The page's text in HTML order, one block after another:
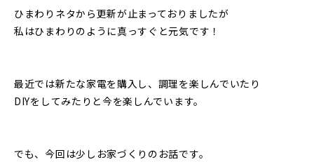
ひまわりネタから更新が止まっておりましたが
私はひまわりのように真っすぐと元気です！
最近では新たな家電を購入し、調理を楽しんでいたり
DIYをしてみたりと今を楽しんでいます。
でも、今回は少しお家づくりのお話です。